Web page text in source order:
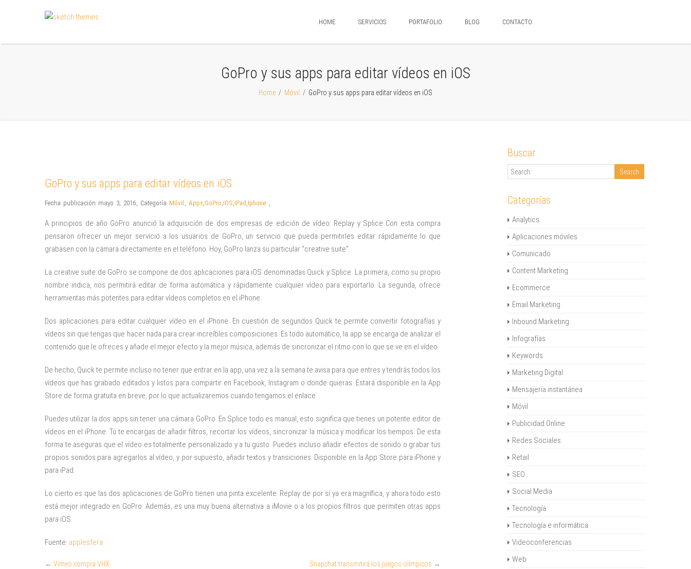
HOME SERVICIOS PORTAFOLIO BLOG CONTACTO
GoPro y sus apps para editar vídeos en iOS
Home / Móvil / GoPro y sus apps para editar vídeos en iOS
GoPro y sus apps para editar vídeos en iOS
Fecha publicación mayo 3, 2016, Categoría Móvil , Apps,GoPro,iOS,iPad ,Iphone ,
A principios de año GoPro anunció la adquisición de dos empresas de edición de vídeo: Replay y Splice Con esta compra
pensaron ofrecer un mejor servicio a los usuarios de GoPro, un servicio que pueda permitirles editar rápidamente lo que
grabasen con la cámara directamente en el teléfono. Hoy, GoPro lanza su particular “creative suite”.
La creative suite de GoPro se compone de dos aplicaciones para iOS denominadas Quick y Splice. La primera, como su propio
nombre indica, nos permitirá editar de forma automática y rápidamente cualquier vídeo para exportarlo. La segunda, ofrece
herramientas más potentes para editar vídeos completos en el iPhone.
Dos aplicaciones para editar cualquier vídeo en el iPhone. En cuestión de segundos Quick te permite convertir fotografías y
vídeos sin que tengas que hacer nada para crear increíbles composiciones. Es todo automático, la app se encarga de analizar el
contenido que le ofreces y añade el mejor efecto y la mejor música, además de sincronizar el ritmo con lo que se ve en el vídeo.
De hecho, Quick te permite incluso no tener que entrar en la app, una vez a la semana te avisa para que entres y tendrás todos los
vídeos que has grabado editados y listos para compartir en Facebook, Instagram o donde quieras. Estará disponible en la App
Store de forma gratuita en breve, por lo que actualizaremos cuando tengamos el enlace.
Puedes utilizar la dos apps sin tener una cámara GoPro. En Splice todo es manual, esto significa que tienes un potente editor de
vídeos en el iPhone. Tú te encargas de añadir filtros, recortar los vídeos, sincronizar la música y modificar los tiempos. De esta
forma te aseguras que el vídeo es totalmente personalizado y a tu gusto. Puedes incluso añadir efectos de sonido o grabar tus
propios sonidos para agregarlos al vídeo, y por supuesto, añadir textos y transiciones. Disponible en la App Store para iPhone y
para iPad.
Lo cierto es que las dos aplicaciones de GoPro tienen una pinta excelente. Replay de por sí ya era magnífica, y ahora todo esto
está mejor integrado en GoPro. Además, es una muy buena alternativa a iMovie o a los propios filtros que permiten otras apps
para iOS.
Fuente: applesfera
← Vimeo compra VHX Snapchat transmitirá los juegos olímpicos →
Buscar
Categorías
Analytics
Aplicaciones móviles
Comunicado
Content Marketing
Ecommerce
Email Marketing
Inbound Marketing
Infografías
Keywords
Marketing Digital
Mensajería instantánea
Móvil
Publicidad Online
Redes Sociales
Retail
SEO
Social Media
Tecnología
Tecnología e informática
Videoconferencias
Web